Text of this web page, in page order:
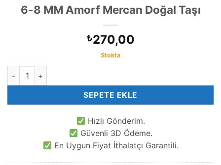
6-8 MM Amorf Mercan Doğal Taşı
₺270,00
Stokta
6-8 MM Amorf Mercan Doğal Taşı adet
SEPETE EKLE
Hızlı Gönderim.
Güvenli 3D Ödeme.
En Uygun Fiyat İthalatçı Garantili.